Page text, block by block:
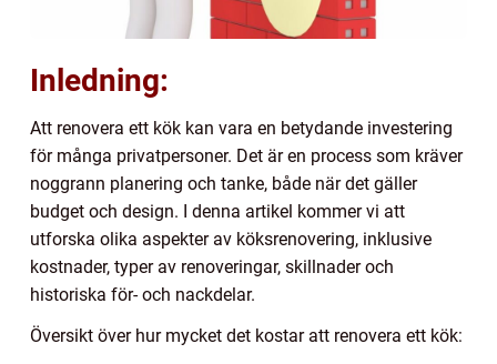
Inledning:
Att renovera ett kök kan vara en betydande investering
för många privatpersoner. Det är en process som kräver
noggrann planering och tanke, både när det gäller
budget och design. I denna artikel kommer vi att
utforska olika aspekter av köksrenovering, inklusive
kostnader, typer av renoveringar, skillnader och
historiska för- och nackdelar.
Översikt över hur mycket det kostar att renovera ett kök: